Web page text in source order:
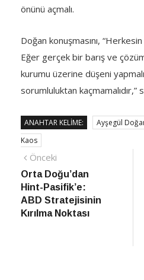
önünü açmalı.
Doğan konuşmasını,
Eğer gerçek bir barış ve
kurumu üzerine düşeni
sorumluluktan kaçmamalıdır,”
ANAHTAR KELIME: Ayşegül
Kaos
Yazı
gezinmesi
Önceki
haber
Orta Doğu’dan
Hint-Pasifik’e:
ABD Stratejisinin
Kırılma Noktası